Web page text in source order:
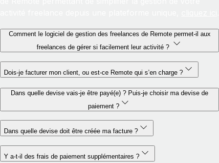
Comment le logiciel de gestion des freelances de Remote permet-il aux
freelances de gérer si facilement leur activité ?
Dois-je facturer mon client, ou est-ce Remote qui s’en charge ?
Dans quelle devise vais-je être payé(e) ? Puis-je choisir ma devise de
paiement ?
Dans quelle devise doit être créée ma facture ?
Y a-t-il des frais de paiement supplémentaires ?